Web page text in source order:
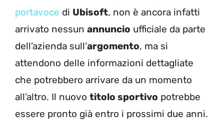
portavoce di Ubisoft, non è ancora infatti
arrivato nessun annuncio ufficiale da parte
dell’azienda sull’argomento, ma si
attendono delle informazioni dettagliate
che potrebbero arrivare da un momento
all’altro. Il nuovo titolo sportivo potrebbe
essere pronto già entro i prossimi due anni.